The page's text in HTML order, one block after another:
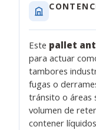
Este pallet
para actuar
tambores
fugas o
tránsito o áreas
volumen de
contener